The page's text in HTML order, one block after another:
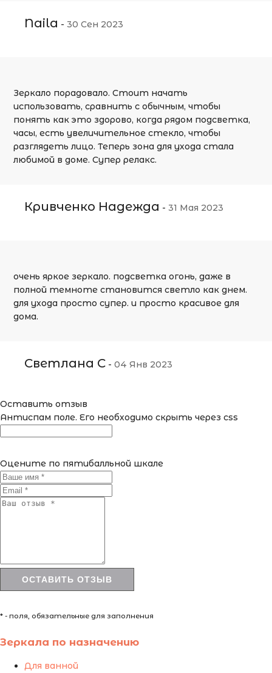
Naila - 30 Сен 2023
Зеркало порадовало. Стоит начать
использовать, сравнить с обычным, чтобы
понять как это здорово, когда рядом подсветка,
часы, есть увеличительное стекло, чтобы
разглядеть лицо. Теперь зона для ухода стала
любимой в доме. Супер релакс.
Кривченко Надежда - 31 Мая 2023
очень яркое зеркало. подсветка огонь, даже в
полной темноте становится светло как днем.
для ухода просто супер. и просто красивое для
дома.
Светлана С - 04 Янв 2023
Оставить отзыв
Антиспам поле. Его необходимо скрыть через css
Оцените по пятибалльной шкале
* - поля, обязательные для заполнения
Зеркала по назначению
Для ванной